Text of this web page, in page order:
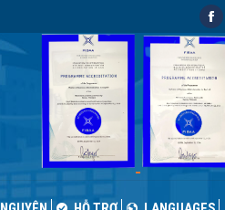
in
LANGUAGES